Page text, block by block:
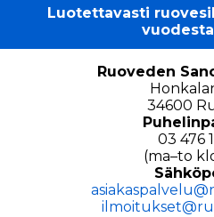
Luotettavasti
vuodesta
Ruoveden
34600
03 476
(ma–to